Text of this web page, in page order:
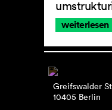
weiterlesen
Greifswalder
10405 Berlin